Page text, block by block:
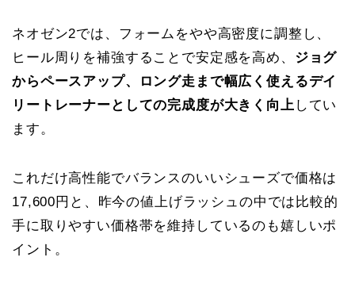
ネオゼン2では、フォームをやや高密度に調整し、
ヒール周りを補強することで安定感を高め、 ジョグ
からペースアップ、ロング走まで幅広く使えるデイ
リートレーナーとしての完成度が大きく向上 してい
ます。
これだけ高性能でバランスのいいシューズで価格は
17,600円と、昨今の値上げラッシュの中では比較的
手に取りやすい価格帯を維持しているのも嬉しいポ
イント。